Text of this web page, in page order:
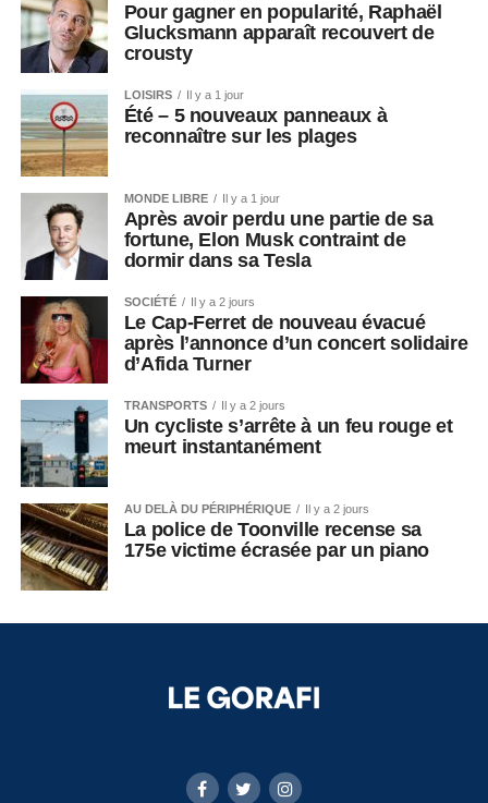
Pour gagner en popularité, Raphaël
Glucksmann apparaît recouvert de
crousty
LOISIRS Il y a 1 jour
Été – 5 nouveaux panneaux à
reconnaître sur les plages
MONDE LIBRE Il y a 1 jour
Après avoir perdu une partie de sa
fortune, Elon Musk contraint de
dormir dans sa Tesla
SOCIÉTÉ Il y a 2 jours
Le Cap-Ferret de nouveau évacué
après l’annonce d’un concert solidaire
d’Afida Turner
TRANSPORTS Il y a 2 jours
Un cycliste s’arrête à un feu rouge et
meurt instantanément
AU DELÀ DU PÉRIPHÉRIQUE Il y a 2 jours
La police de Toonville recense sa
175e victime écrasée par un piano